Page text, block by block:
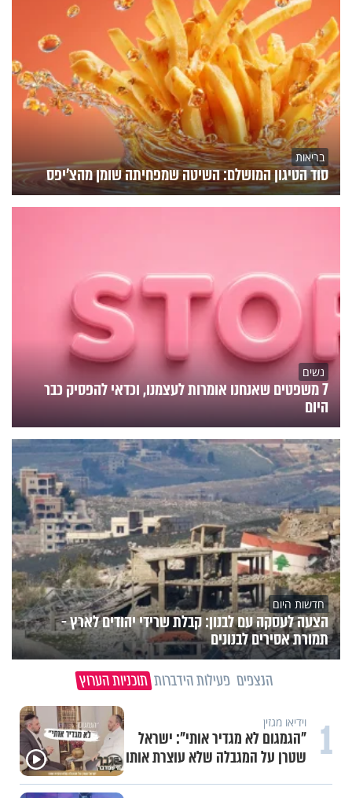
בריאות
סוד הטיגון המושלם: השיטה שמפחיתה שומן מהצ'יפס
נשים
7 משפטים שאנחנו אומרות לעצמנו, וכדאי להפסיק כבר
היום
חדשות היום
הצעה לעסקה עם לבנון: קבלת שרידי יהודים לארץ -
תמורת אסירים לבנונים
הנצפים פעילות הידברות תוכניות הערוץ
1 וידיאו מגזין
"הגמגום לא מגדיר אותי": ישראל
שטרן על המגבלה שלא עוצרת אותו